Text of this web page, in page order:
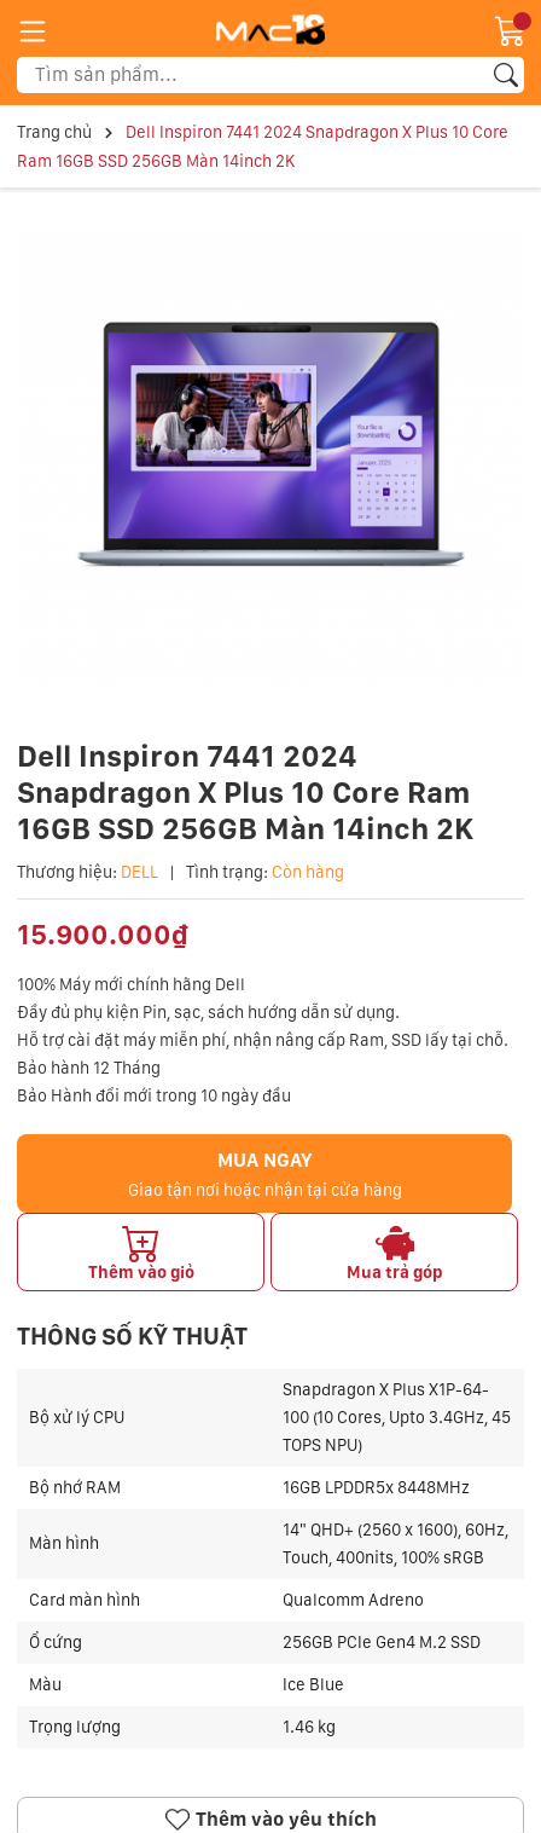
Trang chủ
Dell Inspiron 7441 2024 Snapdragon X Plus 10 Core
Ram 16GB SSD 256GB Màn 14inch 2K
Dell Inspiron 7441 2024
Snapdragon X Plus 10 Core Ram
16GB SSD 256GB Màn 14inch 2K
Thương hiệu: DELL | Tình trạng: Còn hàng
15.900.000₫
100% Máy mới chính hãng Dell
Đầy đủ phụ kiện Pin, sạc, sách hướng dẫn sử dụng.
Hỗ trợ cài đặt máy miễn phí, nhận nâng cấp Ram, SSD lấy tại chỗ.
Bảo hành 12 Tháng
Bảo Hành đổi mới trong 10 ngày đầu
MUA NGAY
Giao tận nơi hoặc nhận tại cửa hàng
Thêm vào giỏ Mua trả góp
THÔNG SỐ KỸ THUẬT
Bộ xử lý CPU
Snapdragon X Plus X1P-64-
100 (10 Cores, Upto 3.4GHz, 45
TOPS NPU)
Bộ nhớ RAM 16GB LPDDR5x 8448MHz
Màn hình
14" QHD+ (2560 x 1600), 60Hz,
Touch, 400nits, 100% sRGB
Card màn hình Qualcomm Adreno
Ổ cứng 256GB PCIe Gen4 M.2 SSD
Màu Ice Blue
Trọng lượng 1.46 kg
Thêm vào yêu thích